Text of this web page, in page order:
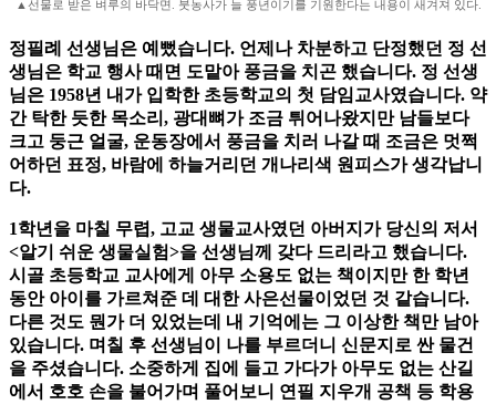
▲선물로 받은 벼루의 바닥면. 붓농사가 늘 풍년이기를 기원한다는 내용이 새겨져 있다.
정필례 선생님은 예뻤습니다. 언제나 차분하고 단정했던 정 선
생님은 학교 행사 때면 도맡아 풍금을 치곤 했습니다. 정 선생
님은 1958년 내가 입학한 초등학교의 첫 담임교사였습니다. 약
간 탁한 듯한 목소리, 광대뼈가 조금 튀어나왔지만 남들보다
크고 둥근 얼굴, 운동장에서 풍금을 치러 나갈 때 조금은 멋쩍
어하던 표정, 바람에 하늘거리던 개나리색 원피스가 생각납니
다.
1학년을 마칠 무렵, 고교 생물교사였던 아버지가 당신의 저서
<알기 쉬운 생물실험>을 선생님께 갖다 드리라고 했습니다.
시골 초등학교 교사에게 아무 소용도 없는 책이지만 한 학년
동안 아이를 가르쳐준 데 대한 사은선물이었던 것 같습니다.
다른 것도 뭔가 더 있었는데 내 기억에는 그 이상한 책만 남아
있습니다. 며칠 후 선생님이 나를 부르더니 신문지로 싼 물건
을 주셨습니다. 소중하게 집에 들고 가다가 아무도 없는 산길
에서 호호 손을 불어가며 풀어보니 연필 지우개 공책 등 학용